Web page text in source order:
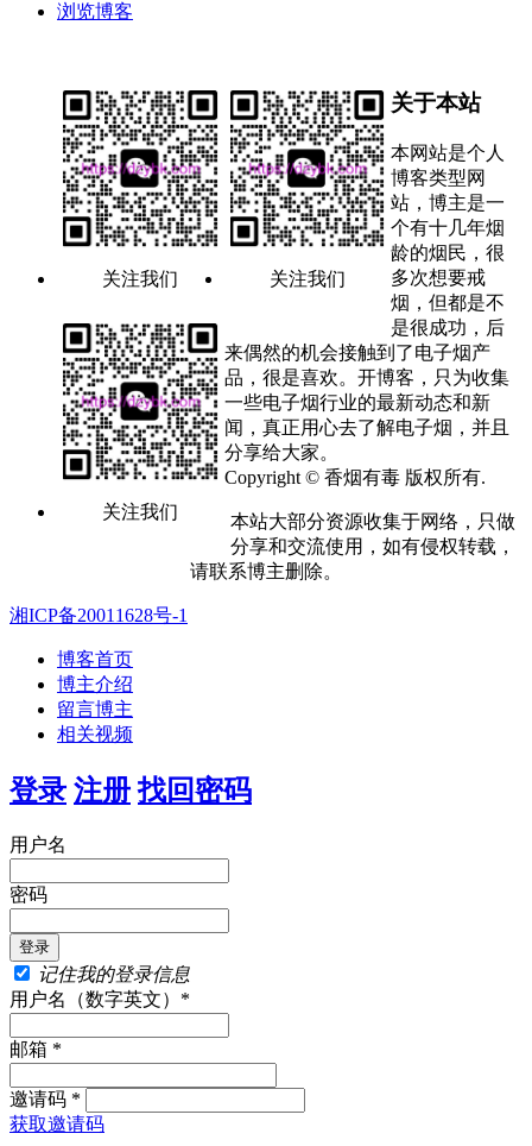
浏览博客
关注我们 关注我们
关注我们
关于本站
本网站是个人
博客类型网
站，博主是一
个有十几年烟
龄的烟民，很
多次想要戒
烟，但都是不
是很成功，后
来偶然的机会接触到了电子烟产
品，很是喜欢。开博客，只为收集
一些电子烟行业的最新动态和新
闻，真正用心去了解电子烟，并且
分享给大家。
Copyright © 香烟有毒 版权所有.
本站大部分资源收集于网络，只做
分享和交流使用，如有侵权转载，
请联系博主删除。
湘ICP备20011628号-1
博客首页
博主介绍
留言博主
相关视频
登录 注册 找回密码
用户名
密码
记住我的登录信息
用户名（数字英文）*
邮箱 *
邀请码 *
获取邀请码